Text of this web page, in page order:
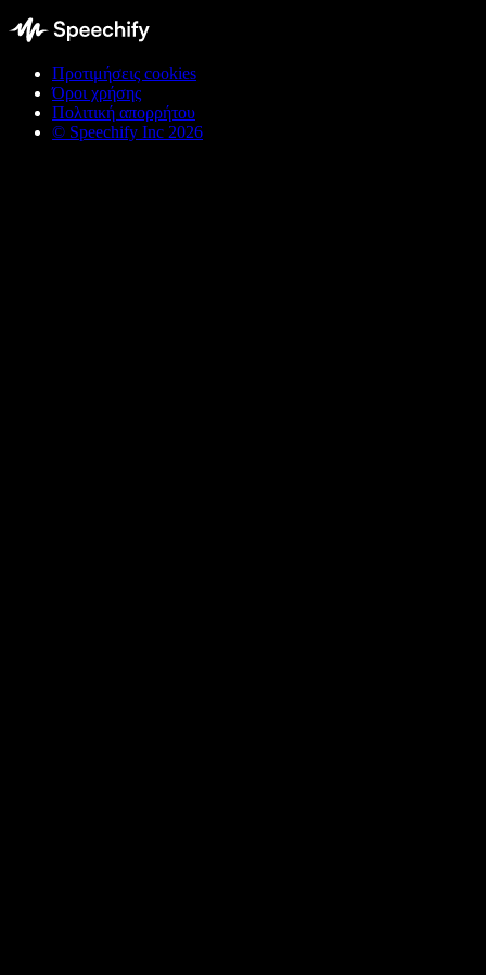
Προτιμήσεις cookies
Όροι χρήσης
Πολιτική απορρήτου
© Speechify Inc 2026